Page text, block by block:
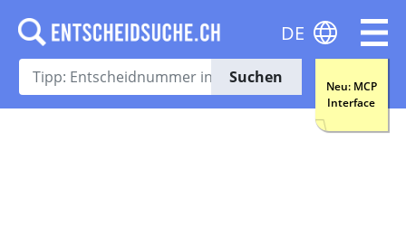
Suchen
Neu: MCP
Interface
DE